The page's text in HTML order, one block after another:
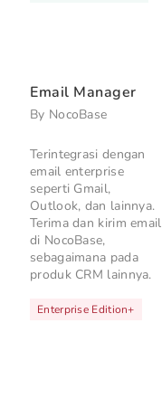
Email Manager
By NocoBase
Terintegrasi dengan
email enterprise
seperti Gmail,
Outlook, dan lainnya.
Terima dan kirim email
di NocoBase,
sebagaimana pada
produk CRM lainnya.
Enterprise Edition+